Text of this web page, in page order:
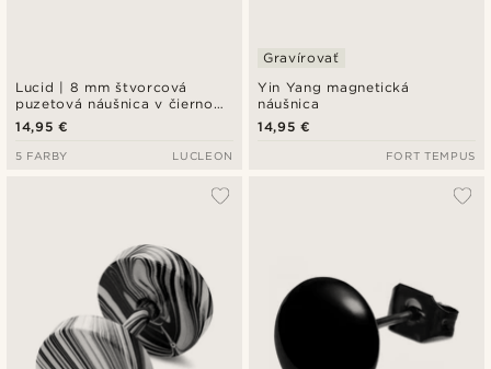
Lucid | 8 mm štvorcová
puzetová náušnica v čiernom
tóne z mincového striebra
925
14,95 €
5 FARBY LUCLEON
Yin Yang magnetická
náušnica
Gravírovať
14,95 €
FORT TEMPUS